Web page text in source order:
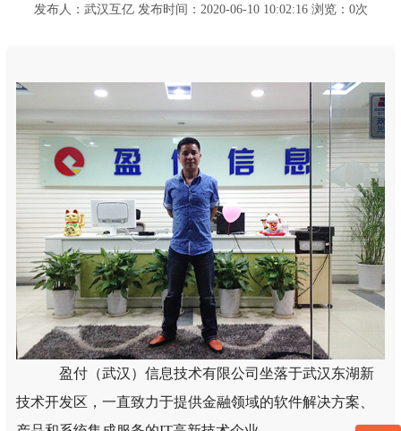
发布人：武汉互亿 发布时间：2020-06-10 10:02:16 浏览： 0次
盈付（武汉）信息技术有限公司坐落于武汉东湖新
技术开发区，一直致力于提供金融领域的软件解决方案、